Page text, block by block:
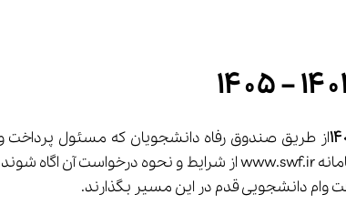
وام دانشجویی قدم در این مسیر بگذارند.